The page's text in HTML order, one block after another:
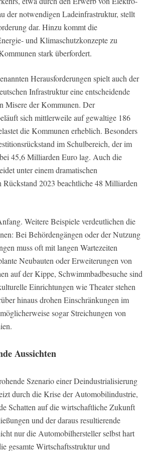
der notwendigen Ladeinfrastruktur, stellt
dar. Hinzu kommt die
und Klimaschutzkonzepte zu
stark überfordert.
Herausforderungen spielt auch der
Infrastruktur eine entscheidende
Misere der Kommunen. Der
sich mittlerweile auf gewaltige 186
die Kommunen erheblich. Besonders
im Schulbereich, der im
45,6 Milliarden Euro lag. Auch die
unter einem dramatischen
Rückstand 2023 beachtliche 48 Milliarden
Weitere Beispiele verdeutlichen die
Bei Behördengängen oder der Nutzung
muss oft mit langen Wartezeiten
Neubauten oder Erweiterungen von
auf der Kippe, Schwimmbadbesuche sind
Einrichtungen wie Theater stehen
hinaus drohen Einschränkungen im
sogar Streichungen von
Aussichten
Szenario einer Deindustrialisierung
durch die Krise der Automobilindustrie,
Schatten auf die wirtschaftliche Zukunft
und der daraus resultierende
nur die Automobilhersteller selbst hart
gesamte Wirtschaftsstruktur und